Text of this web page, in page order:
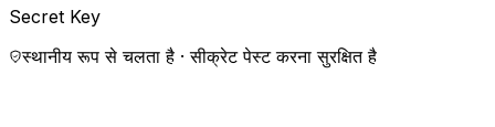
Secret Key
स्थानीय रूप से चलता है · सीक्रेट पेस्ट करना सुरक्षित है